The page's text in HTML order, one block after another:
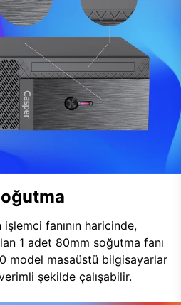
fanının haricinde,
1 adet 80mm soğutma fanı
model masaüstü bilgisayarlar
şekilde çalışabilir.